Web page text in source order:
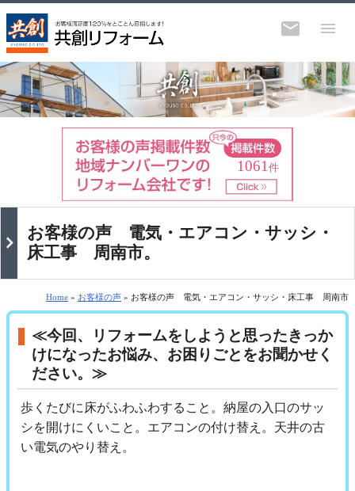
1061 件
お客様の声 電気・エアコン・サッシ・
床工事 周南市。
Home » お客様の声 » お客様の声 電気・エアコン・サッシ・床工事 周南市
≪今回、リフォームをしようと思ったきっか
けになったお悩み、お困りごとをお聞かせく
ださい。≫
歩くたびに床がふわふわすること。納屋の入口のサッ
シを開けにくいこと。エアコンの付け替え。天井の古
い電気のやり替え。